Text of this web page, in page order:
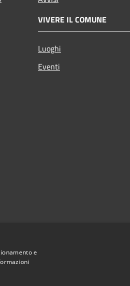
VIVERE IL COMUNE
Luoghi
Eventi
e